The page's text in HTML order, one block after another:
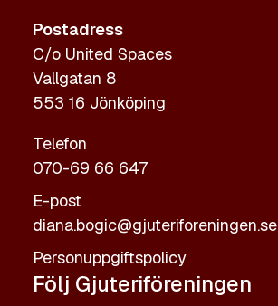
Postadress
C/o United Spaces
Vallgatan 8
553 16 Jönköping
Telefon
070-69 66 647
E-post
diana.bogic@gjuteriforeningen.se
Personuppgiftspolicy
Följ Gjuteriföreningen